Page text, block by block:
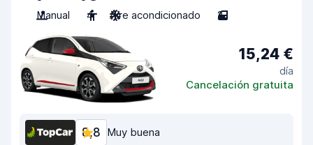
Manual
4 Aire acondicionado 2
15,24 €
día
Cancelación gratuita
8,8 Muy buena